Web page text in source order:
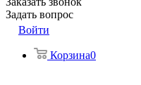
Задать вопрос
Войти
Корзина0